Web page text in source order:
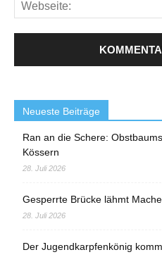
Neueste Beiträge
Ran an die Schere:
Kössern
28. Juli 2026
Gesperrte Brücke lähmt
28. Juli 2026
Der Jugendkarpfenkönig